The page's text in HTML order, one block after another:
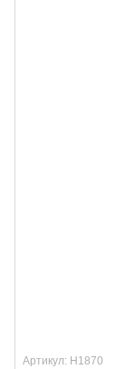
Артикул: H1870